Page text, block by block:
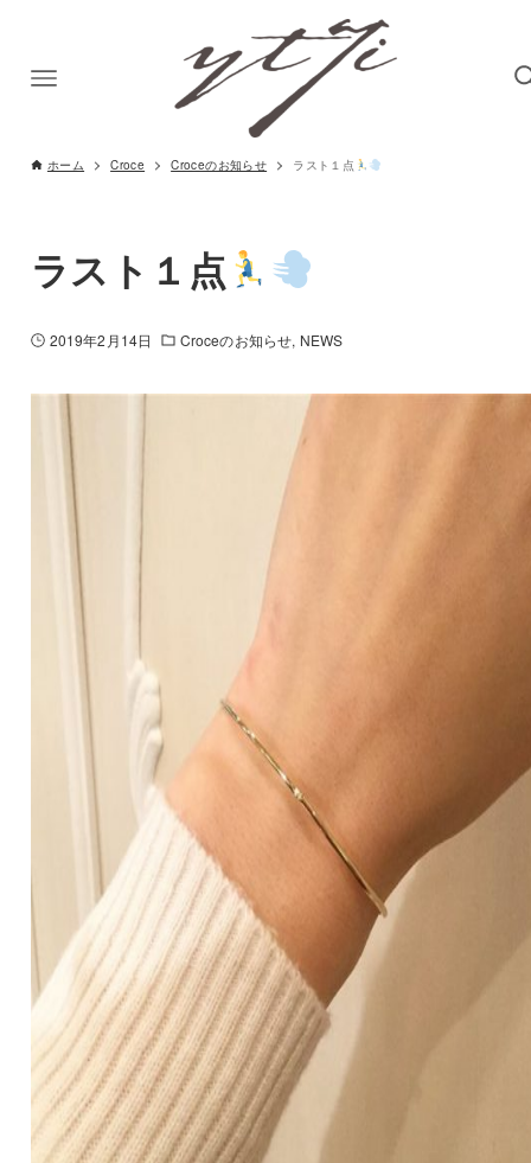
ホーム Croce Croceのお知らせ ラスト１点
ラスト１点
2019年2月14日 Croceのお知らせ NEWS